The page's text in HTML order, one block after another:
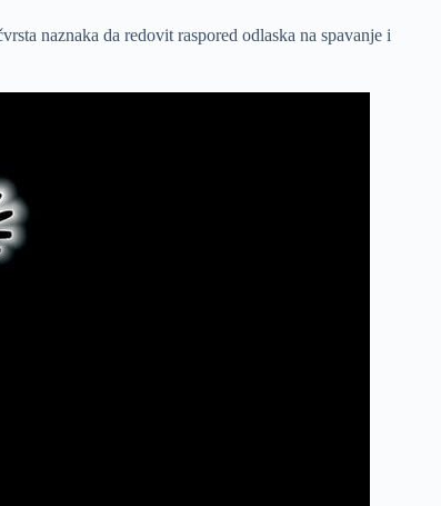
naznaka da redovit raspored odlaska na spavanje i